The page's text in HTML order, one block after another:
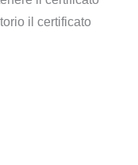
il certificato